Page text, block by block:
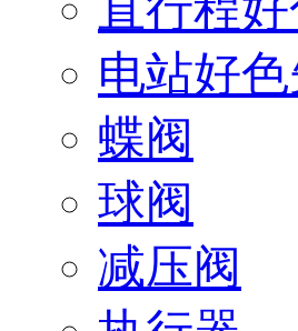
电站好
蝶阀
球阀
减压阀